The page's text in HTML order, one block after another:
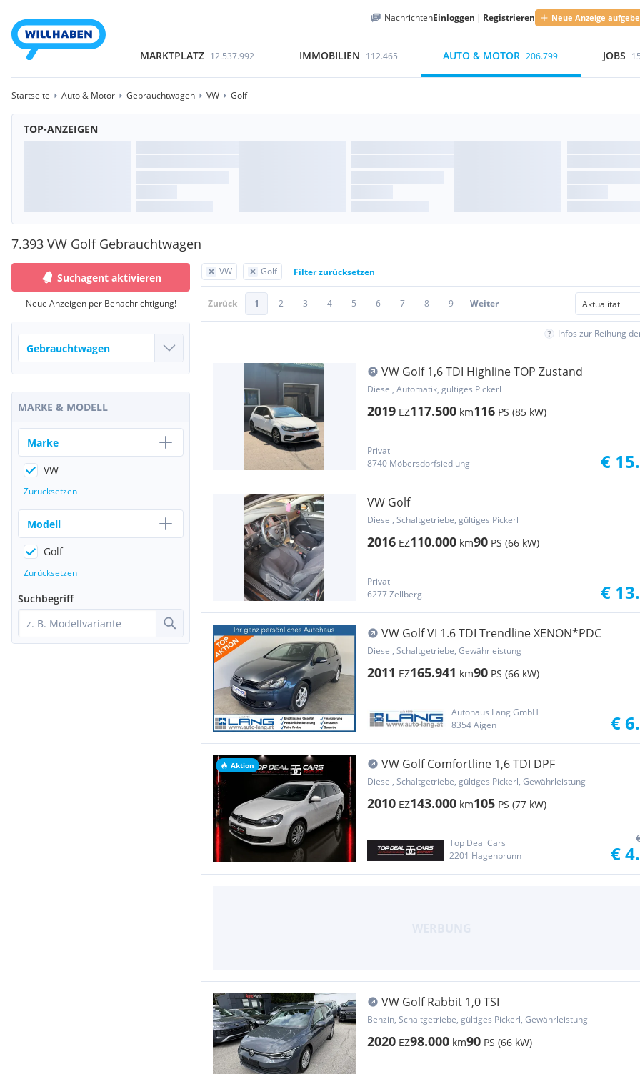
NachrichtenEinloggen | Registrieren Neue Anzeige
MARKTPLATZ 12.537.992 IMMOBILIEN 112.465 AUTO & MOTOR 206.799 JOBS
Startseite Auto & Motor Gebrauchtwagen VW Golf
TOP-ANZEIGEN
7.393 VW Golf Gebrauchtwagen
VW Golf Filter zurücksetzen
Zurück 1 2 3 4 5 6 7 8 9 Weiter
Infos zur Reihung
VW Golf 1,6 TDI Highline TOP Zustand
Diesel, Automatik, gültiges Pickerl
2019 EZ117.500 km116 PS (85 kW)
Privat
8740 Möbersdorfsiedlung
€
VW Golf
Diesel, Schaltgetriebe, gültiges Pickerl
2016 EZ110.000 km90 PS (66 kW)
Privat
6277 Zellberg
€
VW Golf VI 1.6 TDI Trendline XENON*PDC
Diesel, Schaltgetriebe, Gewährleistung
2011 EZ165.941 km90 PS (66 kW)
Autohaus Lang GmbH
8354 Aigen
€
Aktion VW Golf Comfortline 1,6 TDI DPF
Diesel, Schaltgetriebe, gültiges Pickerl, Gewährleistung
2010 EZ143.000 km105 PS (77 kW)
Top Deal Cars
2201 Hagenbrunn
€
VW Golf Rabbit 1,0 TSI
Benzin, Schaltgetriebe, gültiges Pickerl, Gewährleistung
2020 EZ98.000 km90 PS (66 kW)
Suchagent aktivieren
Neue Anzeigen per Benachrichtigung!
MARKE & MODELL
Marke
VW
Zurücksetzen
Modell
Golf
Zurücksetzen
Suchbegriff